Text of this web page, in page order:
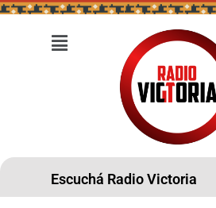
Escuchá Radio Victoria